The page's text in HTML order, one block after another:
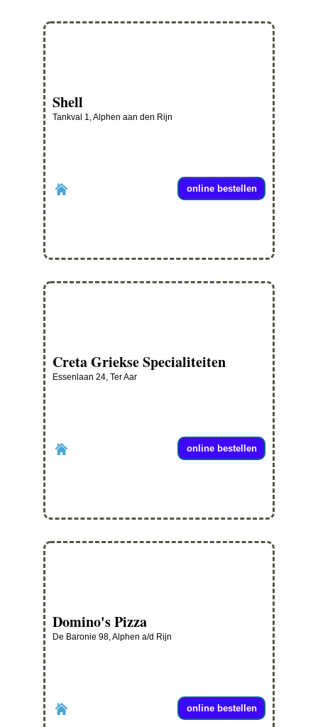
Shell
Tankval 1, Alphen aan den Rijn
online bestellen
Creta Griekse Specialiteiten
Essenlaan 24, Ter Aar
online bestellen
Domino's Pizza
De Baronie 98, Alphen a/d Rijn
online bestellen